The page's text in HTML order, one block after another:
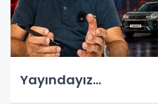
Yayındayız...